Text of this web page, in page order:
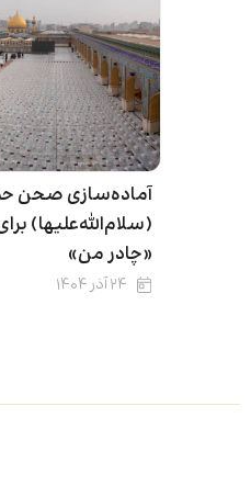
آماده‌سازی صحن
(سلام‌الله‌علیها)
«چادر من»
۲۴ آذر ۱۴۰۴